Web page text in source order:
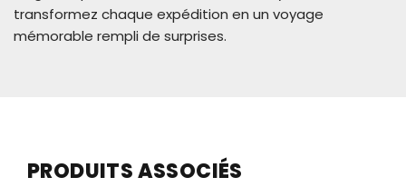
transformez chaque expédition en un voyage
mémorable rempli de surprises.
PRODUITS ASSOCIÉS